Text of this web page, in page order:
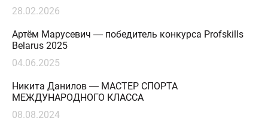
28.02.2026
Артём Марусевич — победитель конкурса Profskills
Belarus 2025
04.06.2025
Никита Данилов — МАСТЕР СПОРТА
МЕЖДУНАРОДНОГО КЛАССА
08.08.2024